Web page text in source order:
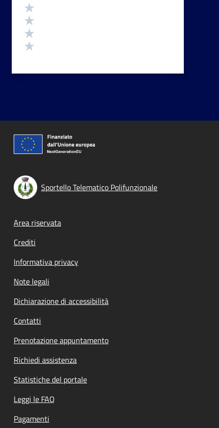
Sportello Telematico Polifunzionale
Footer menu
Area riservata
Crediti
Informativa privacy
Note legali
Dichiarazione di accessibilità
Contatti
Prenotazione appuntamento
Richiedi assistenza
Statistiche del portale
Leggi le FAQ
Pagamenti